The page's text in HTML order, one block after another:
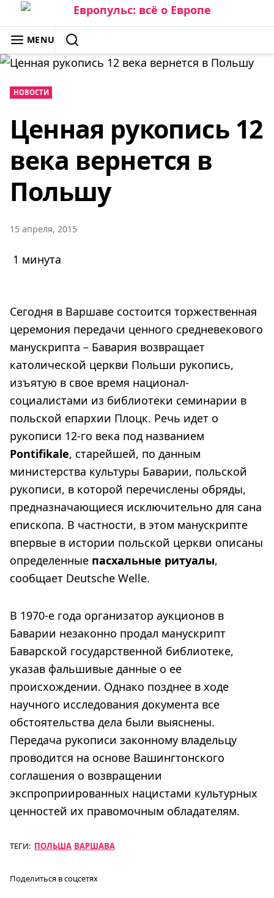
Skip
to
content
ЕВРОПУЛЬС: ВСЁ О ЕВРОПЕ
MENU
SEARCH
НОВОСТИ
Ценная рукопись 12
века вернется в
Польшу
15 апреля, 2015
1 минута
Сегодня в Варшаве состоится торжественная
церемония передачи ценного средневекового
манускрипта – Бавария возвращает
католической церкви Польши рукопись,
изъятую в свое время национал-
социалистами из библиотеки семинарии в
польской епархии Плоцк. Речь идет о
рукописи 12-го века под названием
Pontifikale, старейшей, по данным
министерства культуры Баварии, польской
рукописи, в которой перечислены обряды,
предназначающиеся исключительно для сана
епископа. В частности, в этом манускрипте
впервые в истории польской церкви описаны
определенные пасхальные ритуалы,
сообщает Deutsche Welle.
В 1970-е года организатор аукционов в
Баварии незаконно продал манускрипт
Баварской государственной библиотеке,
указав фальшивые данные о ее
происхождении. Однако позднее в ходе
научного исследования документа все
обстоятельства дела были выяснены.
Передача рукописи законному владельцу
проводится на основе Вашингтонского
соглашения о возвращении
экспроприированных нацистами культурных
ценностей их правомочным обладателям.
ТЕГИ: ПОЛЬША ВАРШАВА
Поделиться в соцсетях